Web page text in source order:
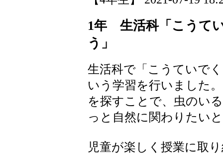
1年 生活科「こうて
う」
生活科で「こうていで
いう学習を行いました
を探すことで、虫のい
っと自然に関わりたい
児童が楽しく授業に取